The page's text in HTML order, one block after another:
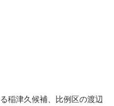
稲津久候補、比例区の渡辺